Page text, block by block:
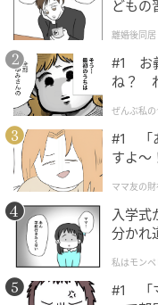
著者：高橋 朋美／
弟を育てるパート主
が寝静まった後の読
イラスト：きょこ
※ベビーカレンダー
めた読者様の体験談
時期：2026年5月）
ベビーカレンダー編
どもの
離婚後同居
#1 お
ね？
ぜんぶ私の
#1 「
すよ〜
ママ友の財
入学式
分かれ
私はモン
#1 「